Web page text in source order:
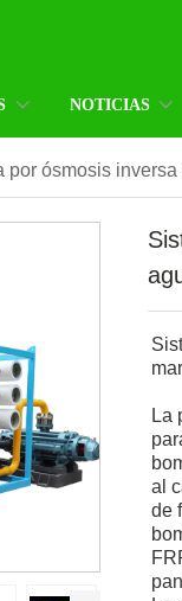
NOTICIAS
por ósmosis inversa
mar
La
al
de